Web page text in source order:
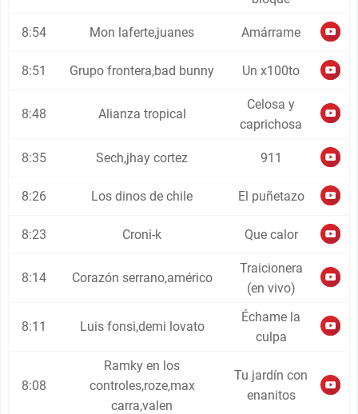
8:54 Mon laferte,juanes Amárrame
8:51 Grupo frontera,bad bunny Un x100to
8:48 Alianza tropical
Celosa y
caprichosa
8:35 Sech,jhay cortez 911
8:26 Los dinos de chile El puñetazo
8:23 Croni-k Que calor
8:14 Corazón serrano,américo
Traicionera
(en vivo)
8:11 Luis fonsi,demi lovato
Échame la
culpa
8:08
Ramky en los
controles,roze,max
carra,valen
Tu jardín con
enanitos